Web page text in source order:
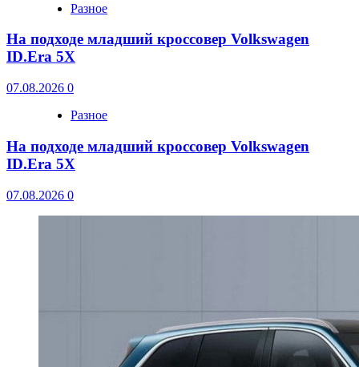
Разное
На подходе младший кроссовер Volkswagen
ID.Era 5X
07.08.2026 0
Разное
На подходе младший кроссовер Volkswagen
ID.Era 5X
07.08.2026 0